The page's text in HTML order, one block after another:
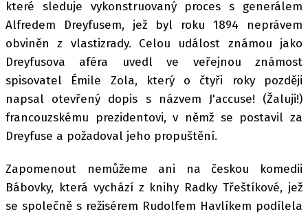
které sleduje vykonstruovaný proces s generálem
Alfredem Dreyfusem, jež byl roku 1894 neprávem
obviněn z vlastizrady. Celou událost známou jako
Dreyfusova aféra uvedl ve veřejnou známost
spisovatel Émile Zola, který o čtyři roky později
napsal otevřený dopis s názvem J'accuse! (Žaluji!)
francouzskému prezidentovi, v němž se postavil za
Dreyfuse a požadoval jeho propuštění.
Zapomenout nemůžeme ani na českou komedii
Bábovky, která vychází z knihy Radky Třeštíkové, jež
se společně s režisérem Rudolfem Havlíkem podílela